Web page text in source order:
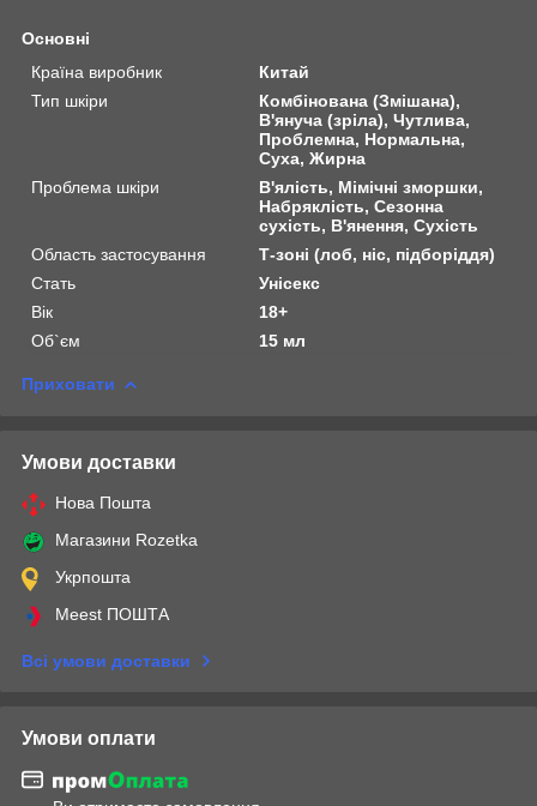
Основні
Країна виробник
Китай
Тип шкіри
Комбінована (Змішана),
В'януча (зріла), Чутлива,
Проблемна, Нормальна,
Суха, Жирна
Проблема шкіри
В'ялість, Мімічні зморшки,
Набряклість, Сезонна
сухість, В'янення, Сухість
Область застосування
Т-зоні (лоб, ніс, підборіддя)
Стать
Унісекс
Вік
18+
Об`єм
15 мл
Приховати
Умови доставки
Нова Пошта
Магазини Rozetka
Укрпошта
Meest ПОШТА
Всі умови доставки
Умови оплати